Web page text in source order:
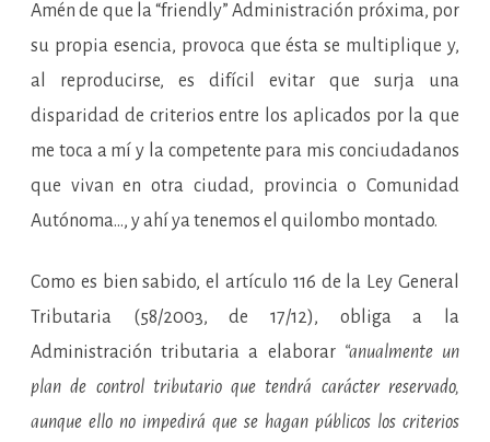
Amén de que la “friendly” Administración próxima, por
su propia esencia, provoca que ésta se multiplique y,
al reproducirse, es difícil evitar que surja una
disparidad de criterios entre los aplicados por la que
me toca a mí y la competente para mis conciudadanos
que vivan en otra ciudad, provincia o Comunidad
Autónoma…, y ahí ya tenemos el quilombo montado.
Como es bien sabido, el artículo 116 de la Ley General
Tributaria (58/2003, de 17/12), obliga a la
Administración tributaria a elaborar “anualmente un
plan de control tributario que tendrá carácter reservado,
aunque ello no impedirá que se hagan públicos los criterios